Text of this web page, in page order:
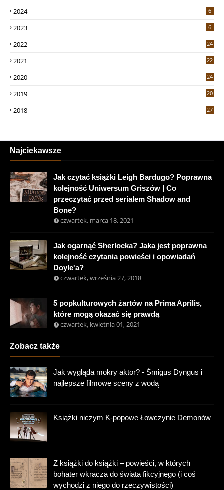
2024 6
2023 6
2022 24
2021 22
2020 24
2019 20
2018 27
Najciekawsze
Jak czytać książki Leigh Bardugo? Poprawna
kolejność Uniwersum Griszów | Co
przeczytać przed serialem Shadow and
Bone?
czwartek, marca 18, 2021
Jak ogarnąć Sherlocka? Jaka jest poprawna
kolejność czytania powieści i opowiadań
Doyle'a?
czwartek, września 27, 2018
5 popkulturowych żartów na Prima Aprilis,
które mogą okazać się prawdą
czwartek, kwietnia 01, 2021
Zobacz także
Jak wygląda mokry aktor? - Śmigus Dyngus i
najlepsze filmowe sceny z wodą
Książki niczym K-popowe Łowczynie Demonów
Z książki do książki – powieści, w których
bohater wkracza do świata fikcyjnego (i coś
wychodzi z niego do rzeczywistości)